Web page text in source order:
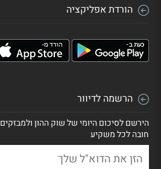
הורדת אפליקציה
הרשמה לדיוור
הירשם לסיכום היומי של שוק ההון
חובה לכל משקיע